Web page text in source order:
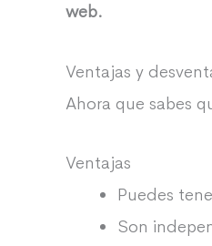
web.
Ventajas y
Ahora que sabes
Ventajas
Puedes
Son